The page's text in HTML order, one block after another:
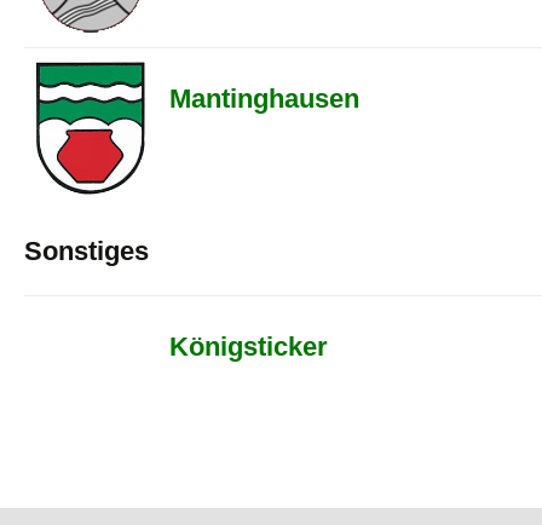
Mantinghausen
Sonstiges
Königsticker